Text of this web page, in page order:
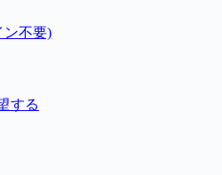
ン不要)
する